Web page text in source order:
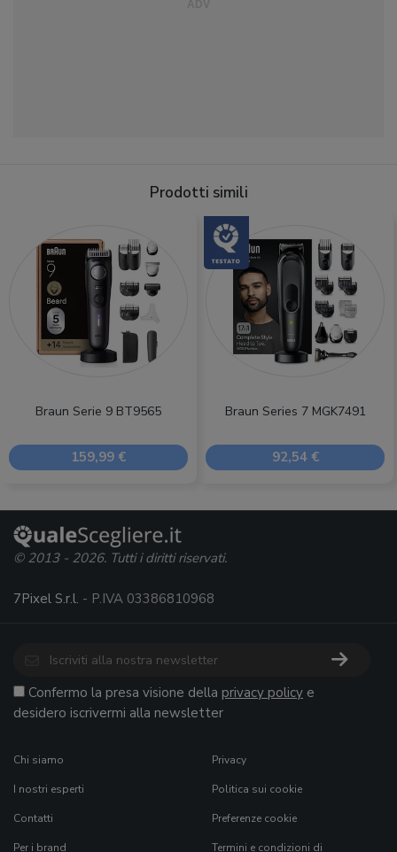
Prodotti simili
Braun Serie 9 BT9565
159,99 €
Braun Series 7 MGK7491
92,54 €
© 2013 - 2026. Tutti i diritti riservati.
7Pixel S.r.l. - P.IVA 03386810968
Confermo la presa visione della privacy policy e
desidero iscrivermi alla newsletter
Chi siamo
I nostri esperti
Contatti
Per i brand
Privacy
Politica sui cookie
Preferenze cookie
Termini e condizioni di